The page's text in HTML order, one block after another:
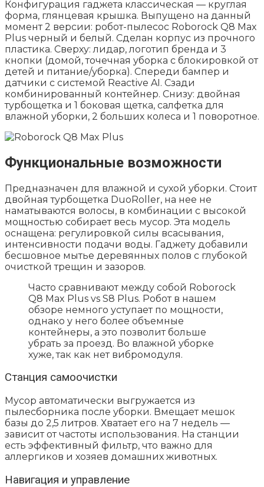
Конфигурация гаджета классическая — круглая
форма, глянцевая крышка. Выпущено на данный
момент 2 версии: робот-пылесос Roborock Q8 Max
Plus черный и белый. Сделан корпус из прочного
пластика. Сверху: лидар, логотип бренда и 3
кнопки (домой, точечная уборка с блокировкой от
детей и питание/уборка). Спереди бампер и
датчики с системой Reactive AI. Сзади
комбинированный контейнер. Снизу: двойная
турбощетка и 1 боковая щетка, салфетка для
влажной уборки, 2 больших колеса и 1 поворотное.
Функциональные возможности
Предназначен для влажной и сухой уборки. Стоит
двойная турбощетка DuoRoller, на нее не
наматываются волосы, в комбинации с высокой
мощностью собирает весь мусор. Эта модель
оснащена: регулировкой силы всасывания,
интенсивности подачи воды. Гаджету добавили
бесшовное мытье деревянных полов с глубокой
очисткой трещин и зазоров.
Часто сравнивают между собой Roborock
Q8 Max Plus vs S8 Plus. Робот в нашем
обзоре немного уступает по мощности,
однако у него более объемные
контейнеры, а это позволит больше
убрать за проезд. Во влажной уборке
хуже, так как нет вибромодуля.
Станция самоочистки
Мусор автоматически выгружается из
пылесборника после уборки. Вмещает мешок
базы до 2,5 литров. Хватает его на 7 недель —
зависит от частоты использования. На станции
есть эффективный фильтр, что важно для
аллергиков и хозяев домашних животных.
Навигация и управление